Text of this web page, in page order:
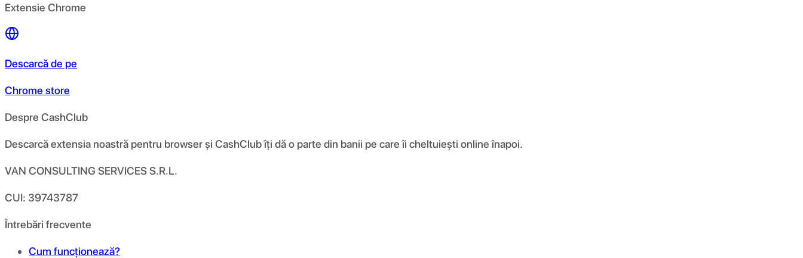
Extensie Chrome
Descarcă de pe
Chrome store
Despre CashClub
Descarcă extensia noastră pentru browser și CashClub îți dă o parte din banii pe care îi cheltuiești online înapoi.
VAN CONSULTING SERVICES S.R.L.
CUI: 39743787
Întrebări frecvente
Cum funcționează?